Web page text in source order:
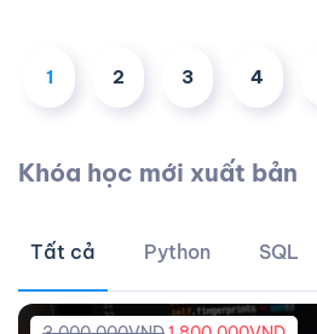
1 2 3 4
Khóa học mới xuất bản
Tất cả Python SQL